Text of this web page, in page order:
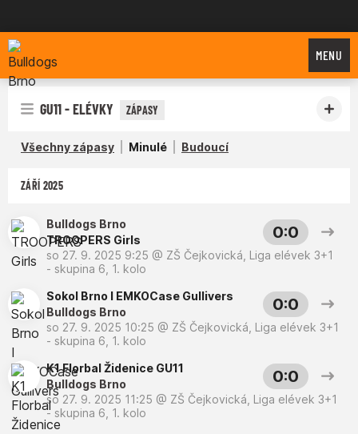
Bulldogs Brno
MENU
GU11 - ELÉVKY ZÁPASY
Všechny zápasy Minulé Budoucí
ZÁŘÍ 2025
Bulldogs Brno
TROOPERS Girls
0:0
so 27. 9. 2025 9:25 @ ZŠ Čejkovická Liga elévek 3+1
- skupina 6, 1. kolo
Sokol Brno I EMKOCase Gullivers
Bulldogs Brno
0:0
so 27. 9. 2025 10:25 @ ZŠ Čejkovická Liga elévek 3+1
- skupina 6, 1. kolo
K1 Florbal Židenice GU11
Bulldogs Brno
0:0
so 27. 9. 2025 11:25 @ ZŠ Čejkovická Liga elévek 3+1
- skupina 6, 1. kolo